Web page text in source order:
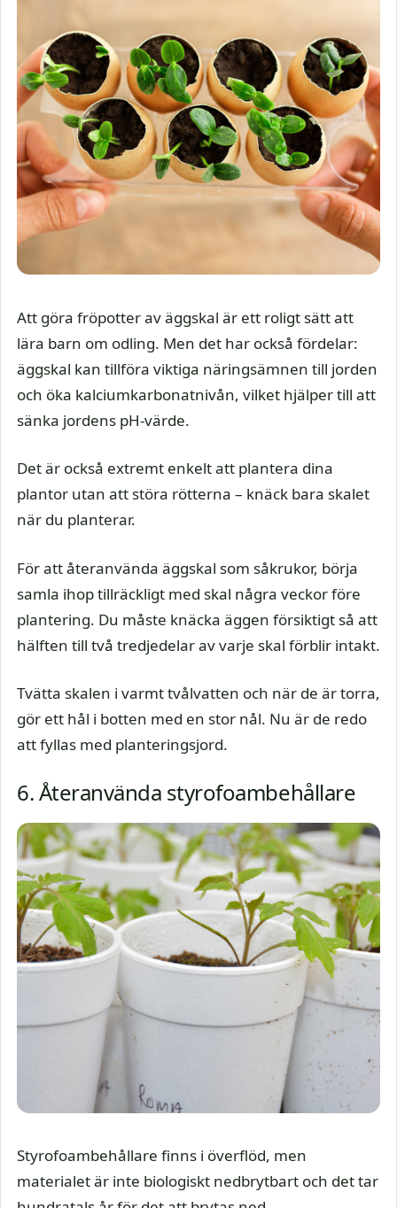
Att göra fröpotter av äggskal är ett roligt sätt att
lära barn om odling. Men det har också fördelar:
äggskal kan tillföra viktiga näringsämnen till jorden
och öka kalciumkarbonatnivån, vilket hjälper till att
sänka jordens pH-värde.
Det är också extremt enkelt att plantera dina
plantor utan att störa rötterna – knäck bara skalet
när du planterar.
För att återanvända äggskal som såkrukor, börja
samla ihop tillräckligt med skal några veckor före
plantering. Du måste knäcka äggen försiktigt så att
hälften till två tredjedelar av varje skal förblir intakt.
Tvätta skalen i varmt tvålvatten och när de är torra,
gör ett hål i botten med en stor nål. Nu är de redo
att fyllas med planteringsjord.
6. Återanvända styrofoambehållare
Styrofoambehållare finns i överflöd, men
materialet är inte biologiskt nedbrytbart och det tar